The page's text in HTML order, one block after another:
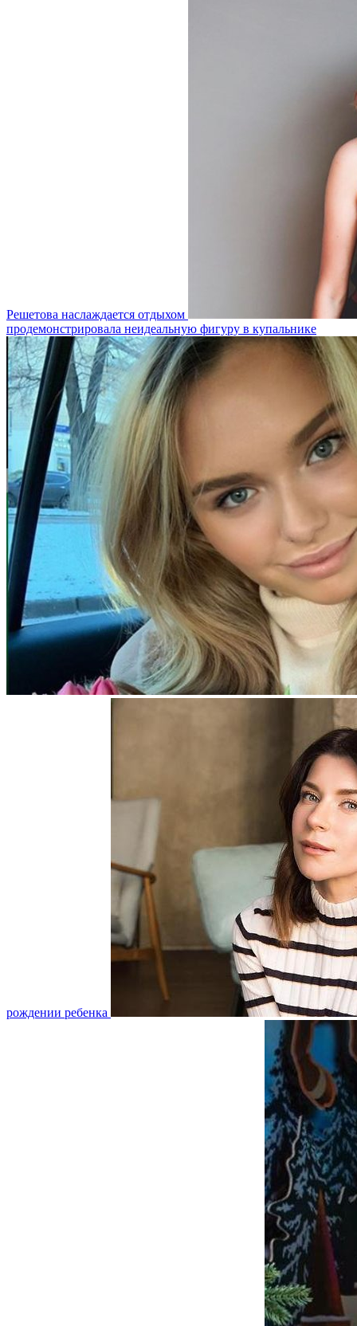
Решетова наслаждается отдыхом
продемонстрировала неидеальную фигуру в купальнике
рождении ребенка